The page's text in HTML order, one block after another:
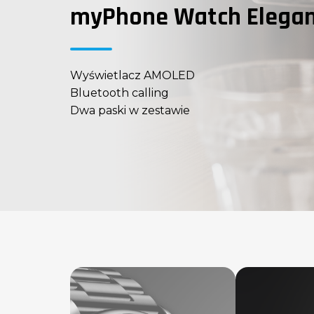
myPhone Watch
Wyświetlacz AMOLED
Bluetooth calling
Dwa paski w zestawie